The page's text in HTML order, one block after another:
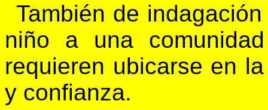
También de
niño a una
requieren ubicarse en
y confianza.